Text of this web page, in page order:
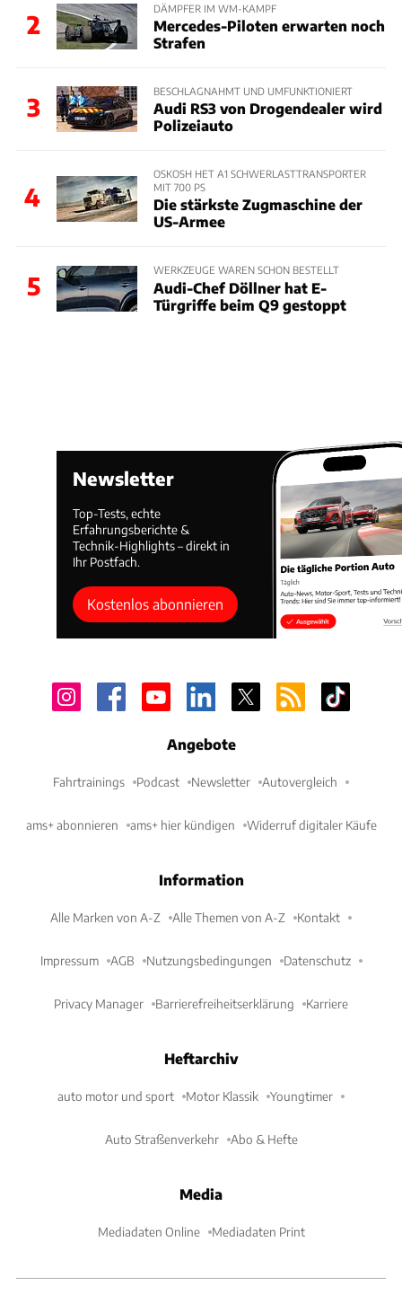
2
DÄMPFER IM WM-KAMPF
Mercedes-Piloten erwarten noch
Strafen
3
BESCHLAGNAHMT UND UMFUNKTIONIERT
Audi RS3 von Drogendealer wird
Polizeiauto
4
OSKOSH HET A1 SCHWERLASTTRANSPORTER
MIT 700 PS
Die stärkste Zugmaschine der
US-Armee
5
WERKZEUGE WAREN SCHON BESTELLT
Audi-Chef Döllner hat E-
Türgriffe beim Q9 gestoppt
Newsletter
Top-Tests, echte
Erfahrungsberichte &
Technik-Highlights – direkt in
Ihr Postfach.
Kostenlos abonnieren
Angebote
Fahrtrainings Podcast Newsletter Autovergleich
ams+ abonnieren ams+ hier kündigen Widerruf digitaler Käufe
Information
Alle Marken von A-Z Alle Themen von A-Z Kontakt
Impressum AGB Nutzungsbedingungen Datenschutz
Privacy Manager Barrierefreiheitserklärung Karriere
Heftarchiv
auto motor und sport Motor Klassik Youngtimer
Auto Straßenverkehr Abo & Hefte
Media
Mediadaten Online Mediadaten Print